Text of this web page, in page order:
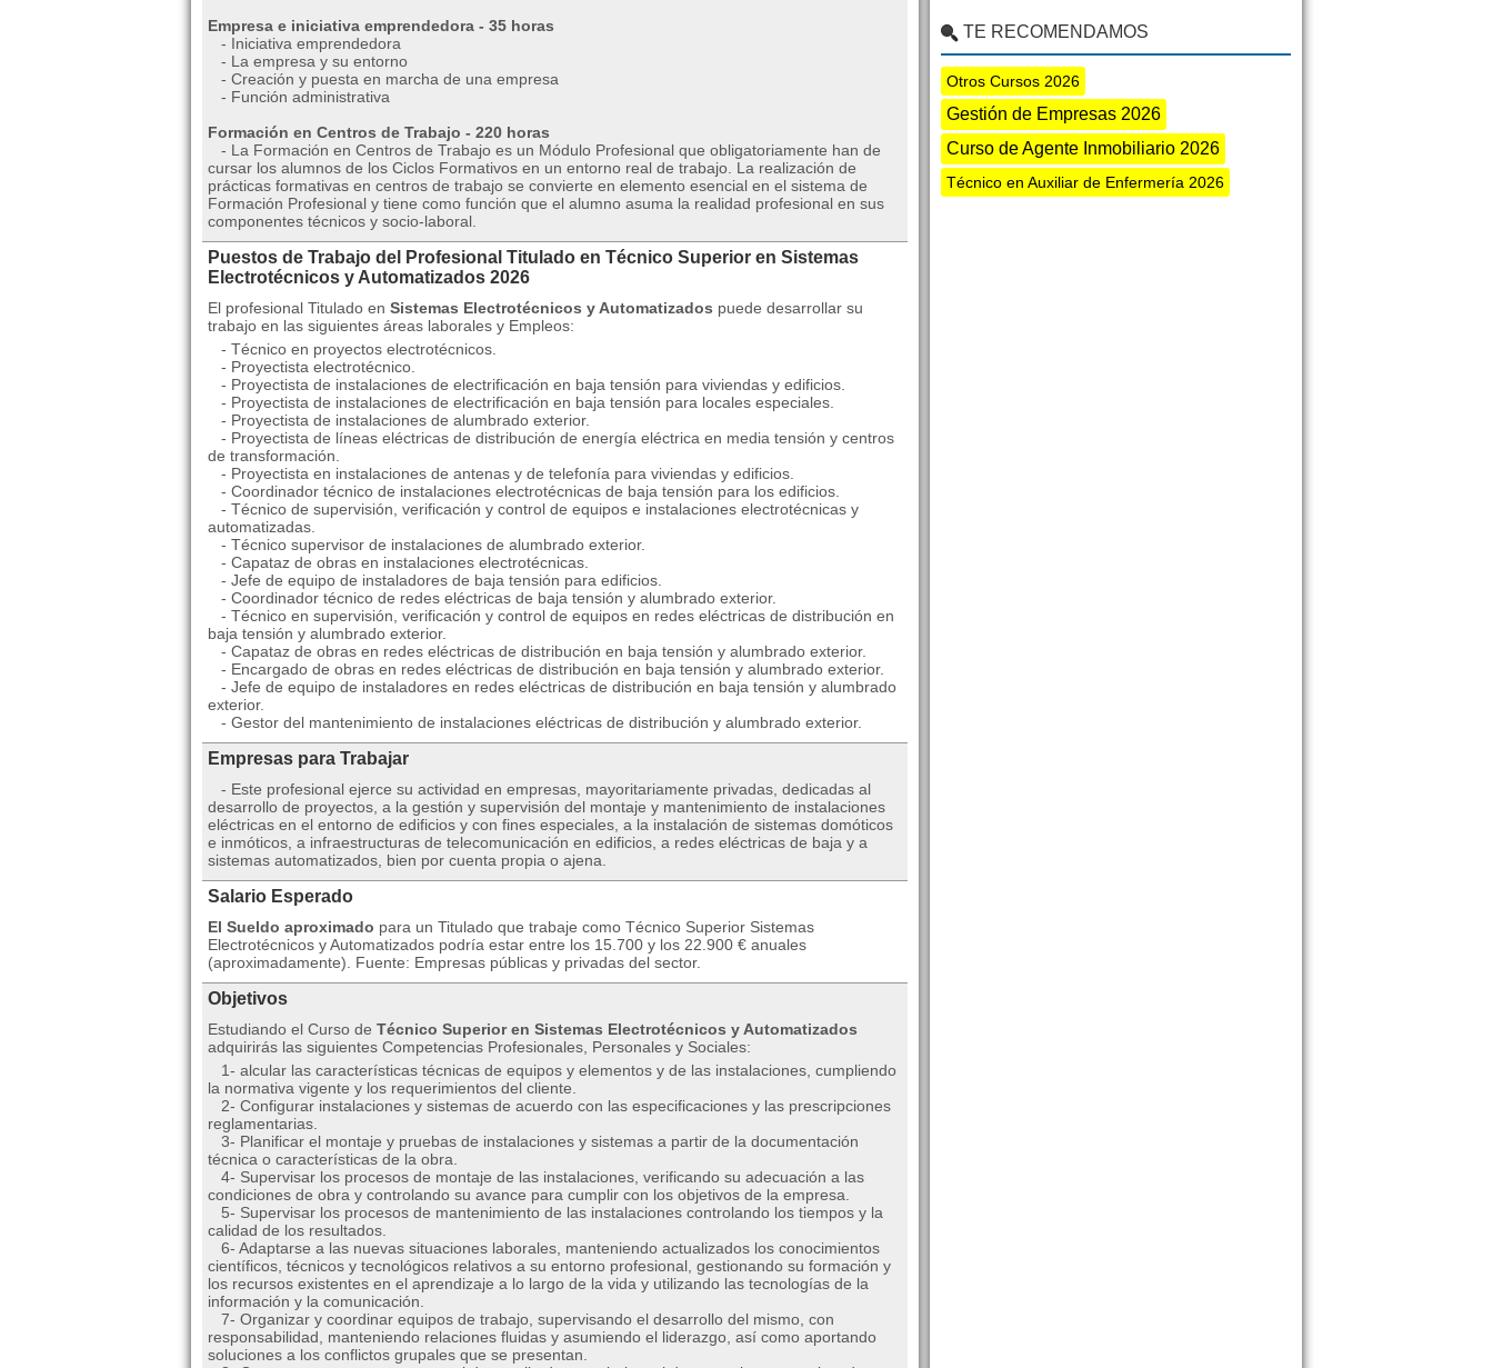
Empresa e iniciativa emprendedora - 35 horas
- Iniciativa emprendedora
- La empresa y su entorno
- Creación y puesta en marcha de una empresa
- Función administrativa
Formación en Centros de Trabajo - 220 horas
- La Formación en Centros de Trabajo es un Módulo Profesional que obligatoriamente han de
cursar los alumnos de los Ciclos Formativos en un entorno real de trabajo. La realización de
prácticas formativas en centros de trabajo se convierte en elemento esencial en el sistema de
Formación Profesional y tiene como función que el alumno asuma la realidad profesional en sus
componentes técnicos y socio-laboral.
Puestos de Trabajo del Profesional Titulado en Técnico Superior en Sistemas
Electrotécnicos y Automatizados 2026
El profesional Titulado en Sistemas Electrotécnicos y Automatizados puede desarrollar su
trabajo en las siguientes áreas laborales y Empleos:
- Técnico en proyectos electrotécnicos.
- Proyectista electrotécnico.
- Proyectista de instalaciones de electrificación en baja tensión para viviendas y edificios.
- Proyectista de instalaciones de electrificación en baja tensión para locales especiales.
- Proyectista de instalaciones de alumbrado exterior.
- Proyectista de líneas eléctricas de distribución de energía eléctrica en media tensión y centros
de transformación.
- Proyectista en instalaciones de antenas y de telefonía para viviendas y edificios.
- Coordinador técnico de instalaciones electrotécnicas de baja tensión para los edificios.
- Técnico de supervisión, verificación y control de equipos e instalaciones electrotécnicas y
automatizadas.
- Técnico supervisor de instalaciones de alumbrado exterior.
- Capataz de obras en instalaciones electrotécnicas.
- Jefe de equipo de instaladores de baja tensión para edificios.
- Coordinador técnico de redes eléctricas de baja tensión y alumbrado exterior.
- Técnico en supervisión, verificación y control de equipos en redes eléctricas de distribución en
baja tensión y alumbrado exterior.
- Capataz de obras en redes eléctricas de distribución en baja tensión y alumbrado exterior.
- Encargado de obras en redes eléctricas de distribución en baja tensión y alumbrado exterior.
- Jefe de equipo de instaladores en redes eléctricas de distribución en baja tensión y alumbrado
exterior.
- Gestor del mantenimiento de instalaciones eléctricas de distribución y alumbrado exterior.
Empresas para Trabajar
- Este profesional ejerce su actividad en empresas, mayoritariamente privadas, dedicadas al
desarrollo de proyectos, a la gestión y supervisión del montaje y mantenimiento de instalaciones
eléctricas en el entorno de edificios y con fines especiales, a la instalación de sistemas domóticos
e inmóticos, a infraestructuras de telecomunicación en edificios, a redes eléctricas de baja y a
sistemas automatizados, bien por cuenta propia o ajena.
Salario Esperado
El Sueldo aproximado para un Titulado que trabaje como Técnico Superior Sistemas
Electrotécnicos y Automatizados podría estar entre los 15.700 y los 22.900 € anuales
(aproximadamente). Fuente: Empresas públicas y privadas del sector.
Objetivos
Estudiando el Curso de Técnico Superior en Sistemas Electrotécnicos y Automatizados
adquirirás las siguientes Competencias Profesionales, Personales y Sociales:
1- alcular las características técnicas de equipos y elementos y de las instalaciones, cumpliendo
la normativa vigente y los requerimientos del cliente.
2- Configurar instalaciones y sistemas de acuerdo con las especificaciones y las prescripciones
reglamentarias.
3- Planificar el montaje y pruebas de instalaciones y sistemas a partir de la documentación
técnica o características de la obra.
4- Supervisar los procesos de montaje de las instalaciones, verificando su adecuación a las
condiciones de obra y controlando su avance para cumplir con los objetivos de la empresa.
5- Supervisar los procesos de mantenimiento de las instalaciones controlando los tiempos y la
calidad de los resultados.
6- Adaptarse a las nuevas situaciones laborales, manteniendo actualizados los conocimientos
científicos, técnicos y tecnológicos relativos a su entorno profesional, gestionando su formación y
los recursos existentes en el aprendizaje a lo largo de la vida y utilizando las tecnologías de la
información y la comunicación.
7- Organizar y coordinar equipos de trabajo, supervisando el desarrollo del mismo, con
responsabilidad, manteniendo relaciones fluidas y asumiendo el liderazgo, así como aportando
soluciones a los conflictos grupales que se presentan.
TE RECOMENDAMOS
Otros Cursos 2026
Gestión de Empresas 2026
Curso de Agente Inmobiliario 2026
Técnico en Auxiliar de Enfermería 2026